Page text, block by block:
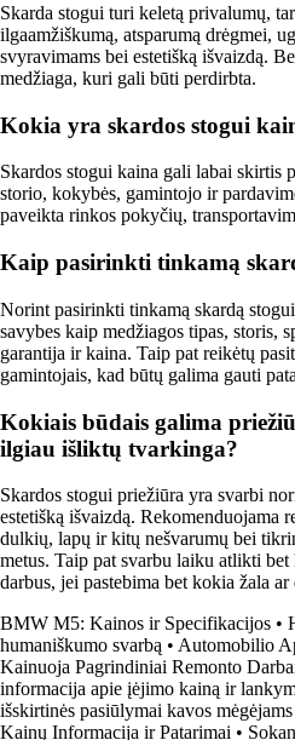
Skarda stogui turi keletą privalumų,
ilgaamžiškumą, atsparumą drėgmei,
svyravimams bei estetišką išvaizdą.
medžiaga, kuri gali būti perdirbta.
Kokia yra skardos stogui
Skardos stogui kaina gali labai skirtis
storio, kokybės, gamintojo ir
paveikta rinkos pokyčių,
Kaip pasirinkti tinkamą
Norint pasirinkti tinkamą skardą
savybes kaip medžiagos tipas, storis,
garantija ir kaina. Taip pat reikėtų
gamintojais, kad būtų galima gauti
Kokiais būdais galima
ilgiau išliktų tvarkinga?
Skardos stogui priežiūra yra svarbi
estetišką išvaizdą. Rekomenduojama
dulkių, lapų ir kitų nešvarumų bei
metus. Taip pat svarbu laiku atlikti
darbus, jei pastebima bet kokia žala ar
BMW M5: Kainos ir Specifikacijos •
humaniškumo svarbą • Automobilio
Kainuoja Pagrindiniai Remonto
informacija apie įėjimo kainą ir
išskirtinės pasiūlymai kavos mėgėjams
Kainų Informacija ir Patarimai •